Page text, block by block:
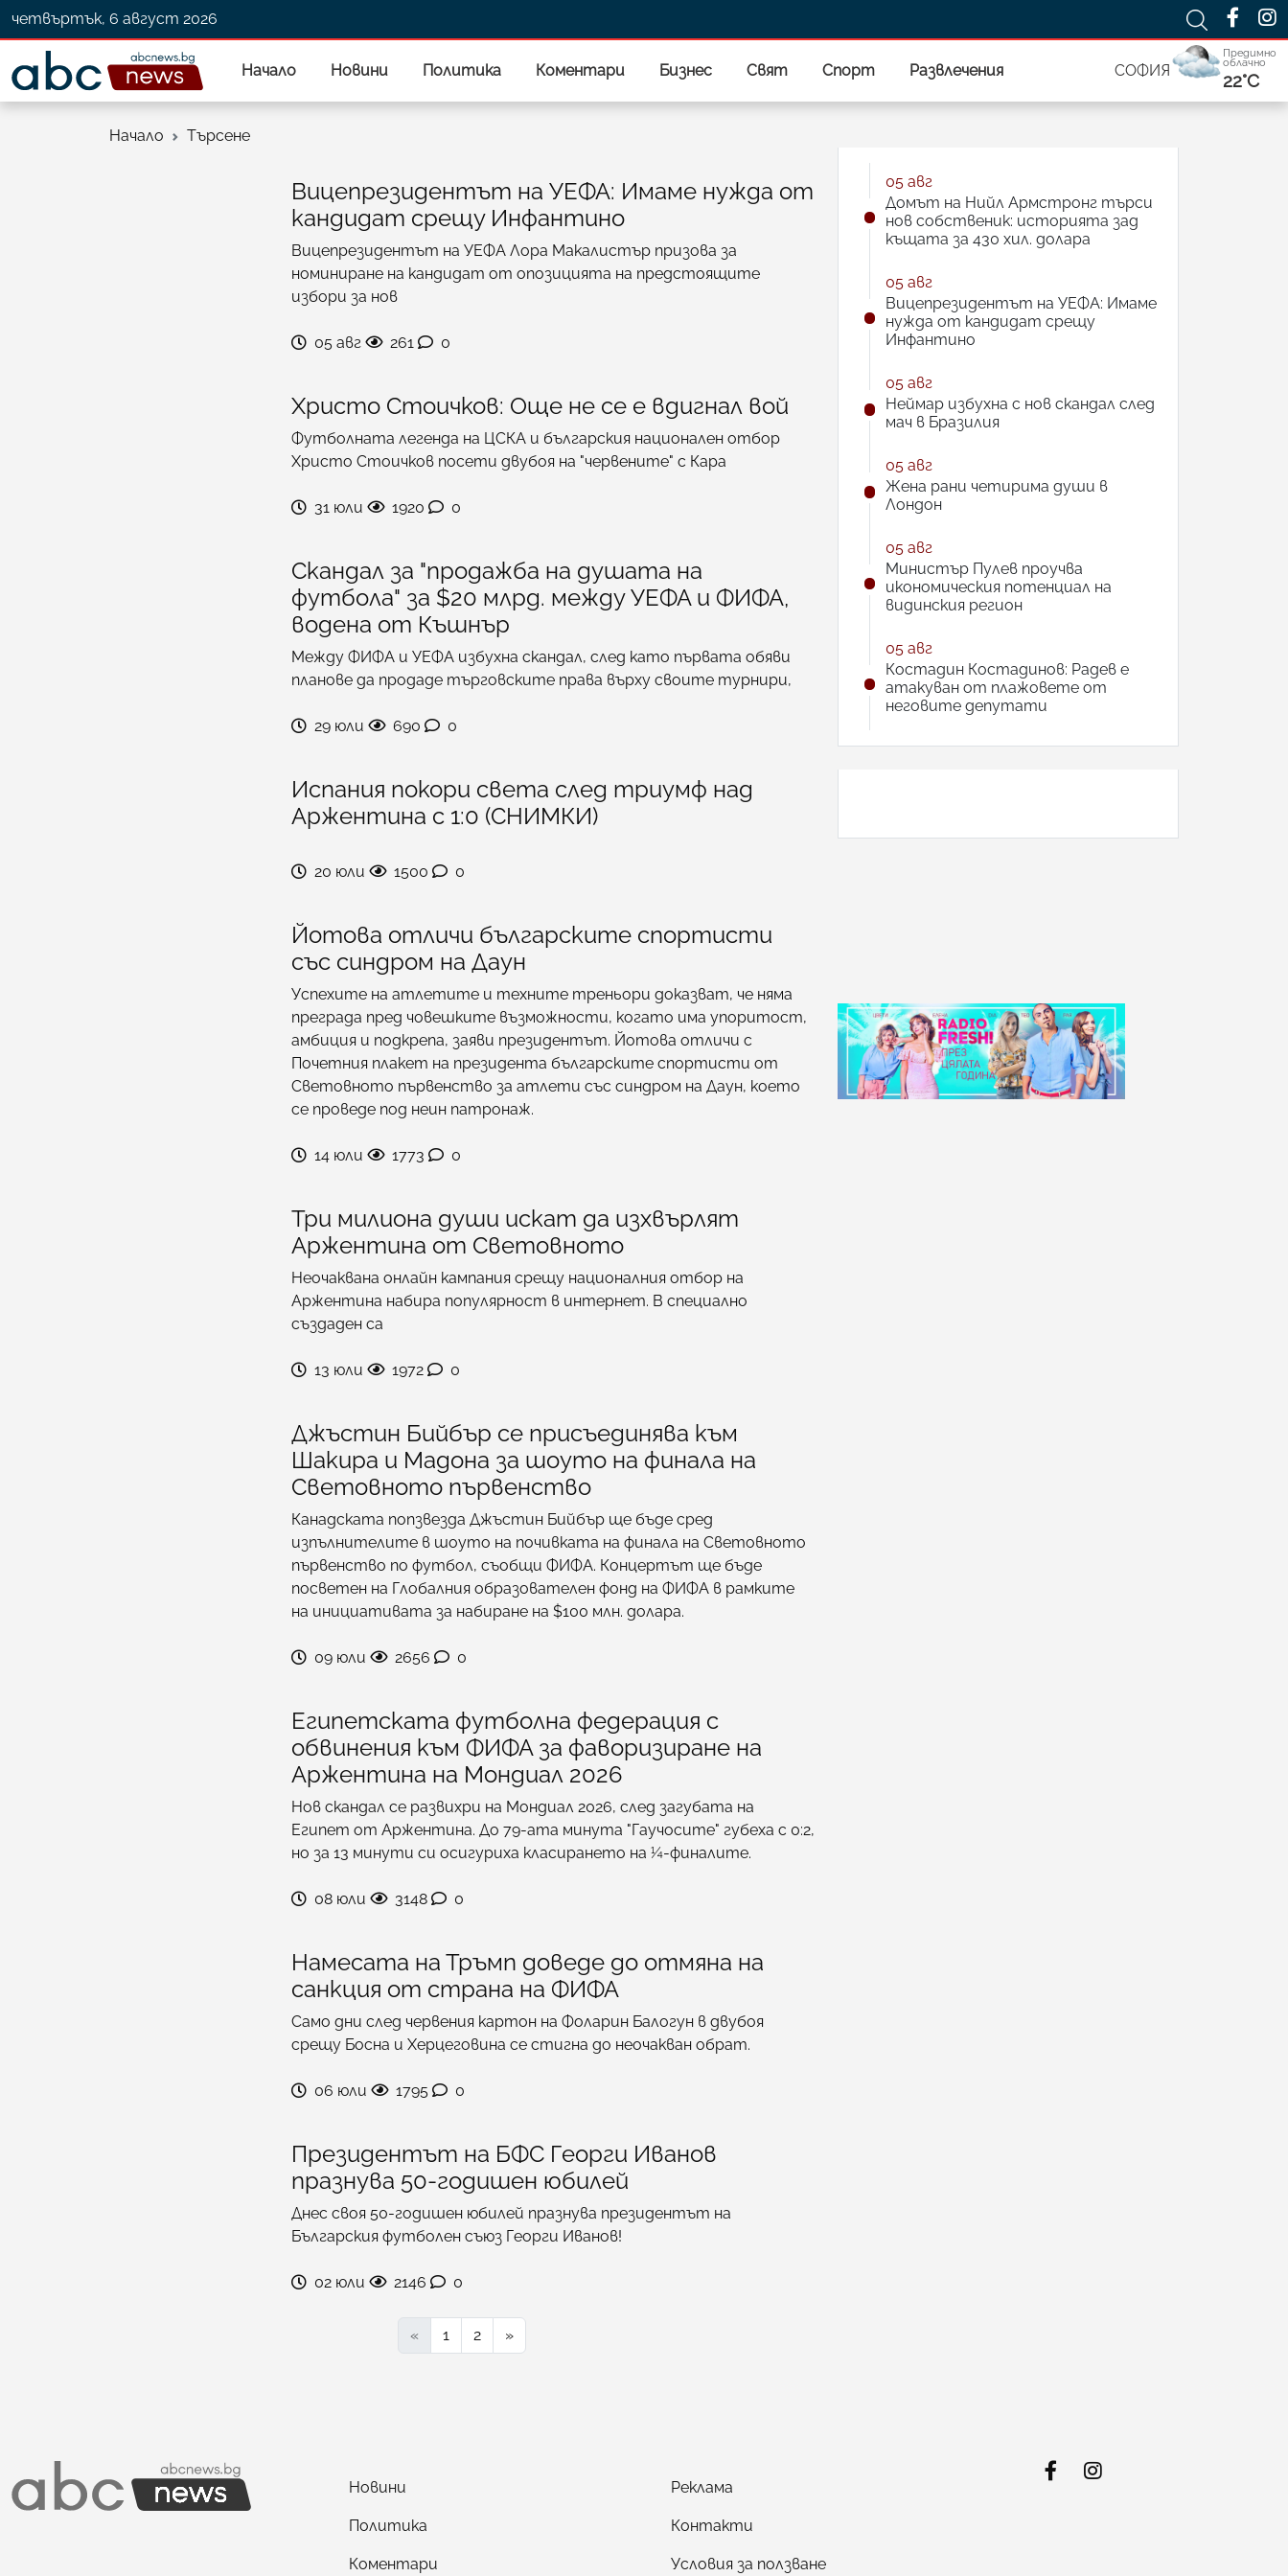
четвъртък, 6 август 2026
Начало Новини Политика Коментари Бизнес Свят Спорт Развлечения СОФИЯ
Предимно
облачно
22°C
Начало Търсене
Вицепрезидентът на УЕФА: Имаме нужда от
кандидат срещу Инфантино
Вицепрезидентът на УЕФА Лора Макалистър призова за
номиниране на кандидат от опозицията на предстоящите
избори за нов
05 авг 261 0
Христо Стоичков: Още не се е вдигнал вой
Футболната легенда на ЦСКА и българския национален отбор
Христо Стоичков посети двубоя на "червените" с Кара
31 юли 1920 0
Скандал за "продажба на душата на
футбола" за $20 млрд. между УЕФА и ФИФА,
водена от Къшнър
Между ФИФА и УЕФА избухна скандал, след като първата обяви
планове да продаде търговските права върху своите турнири,
29 юли 690 0
Испания покори света след триумф над
Аржентина с 1:0 (СНИМКИ)
20 юли 1500 0
Йотова отличи българските спортисти
със синдром на Даун
Успехите на атлетите и техните треньори доказват, че няма
преграда пред човешките възможности, когато има упоритост,
амбиция и подкрепа, заяви президентът. Йотова отличи с
Почетния плакет на президента българските спортисти от
Световното първенство за атлети със синдром на Даун, което
се проведе под неин патронаж.
14 юли 1773 0
Три милиона души искат да изхвърлят
Аржентина от Световното
Неочаквана онлайн кампания срещу националния отбор на
Аржентина набира популярност в интернет. В специално
създаден са
13 юли 1972 0
Джъстин Бийбър се присъединява към
Шакира и Мадона за шоуто на финала на
Световното първенство
Канадската попзвезда Джъстин Бийбър ще бъде сред
изпълнителите в шоуто на почивката на финала на Световното
първенство по футбол, съобщи ФИФА. Концертът ще бъде
посветен на Глобалния образователен фонд на ФИФА в рамките
на инициативата за набиране на $100 млн. долара.
09 юли 2656 0
Египетската футболна федерация с
обвинения към ФИФА за фаворизиране на
Аржентина на Мондиал 2026
Нов скандал се развихри на Мондиал 2026, след загубата на
Египет от Аржентина. До 79-ата минута "Гаучосите" губеха с 0:2,
но за 13 минути си осигуриха класирането на ¼-финалите.
08 юли 3148 0
Намесата на Тръмп доведе до отмяна на
санкция от страна на ФИФА
Само дни след червения картон на Фоларин Балогун в двубоя
срещу Босна и Херцеговина се стигна до неочакван обрат.
06 юли 1795 0
Президентът на БФС Георги Иванов
празнува 50-годишен юбилей
Днес своя 50-годишен юбилей празнува президентът на
Българския футболен съюз Георги Иванов!
02 юли 2146 0
« 1 2 »
05 авг
Домът на Нийл Армстронг търси
нов собственик: историята зад
къщата за 430 хил. долара
05 авг
Вицепрезидентът на УЕФА: Имаме
нужда от кандидат срещу
Инфантино
05 авг
Неймар избухна с нов скандал след
мач в Бразилия
05 авг
Жена рани четирима души в
Лондон
05 авг
Министър Пулев проучва
икономическия потенциал на
видинския регион
05 авг
Костадин Костадинов: Радев е
атакуван от плажoвете от
неговите депутати
Новини
Политика
Коментари
Реклама
Контакти
Условия за ползване